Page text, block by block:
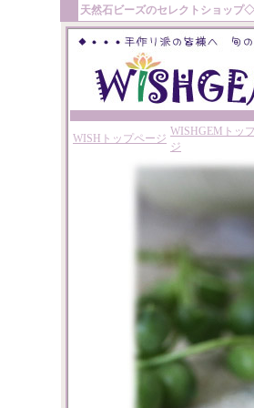
天然石ビーズのセレクトショップ◇
WISHトップページ
WISHGEMトッ
ジ